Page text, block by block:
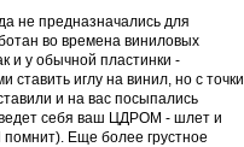
не предназначались для
во времена виниловых
и у обычной пластинки -
ставить иглу на винил, но с точки
и на вас посыпались
себя ваш ЦДРОМ - шлет и
Еще более грустное